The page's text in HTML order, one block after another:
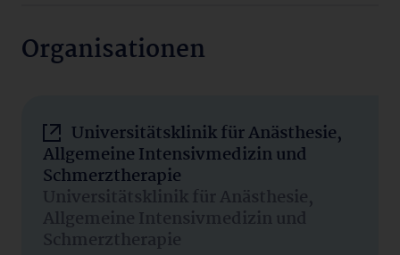
Organisationen
Universitätsklinik für Anästhesie,
Allgemeine Intensivmedizin und
Schmerztherapie
Universitätsklinik für Anästhesie,
Allgemeine Intensivmedizin und
Schmerztherapie